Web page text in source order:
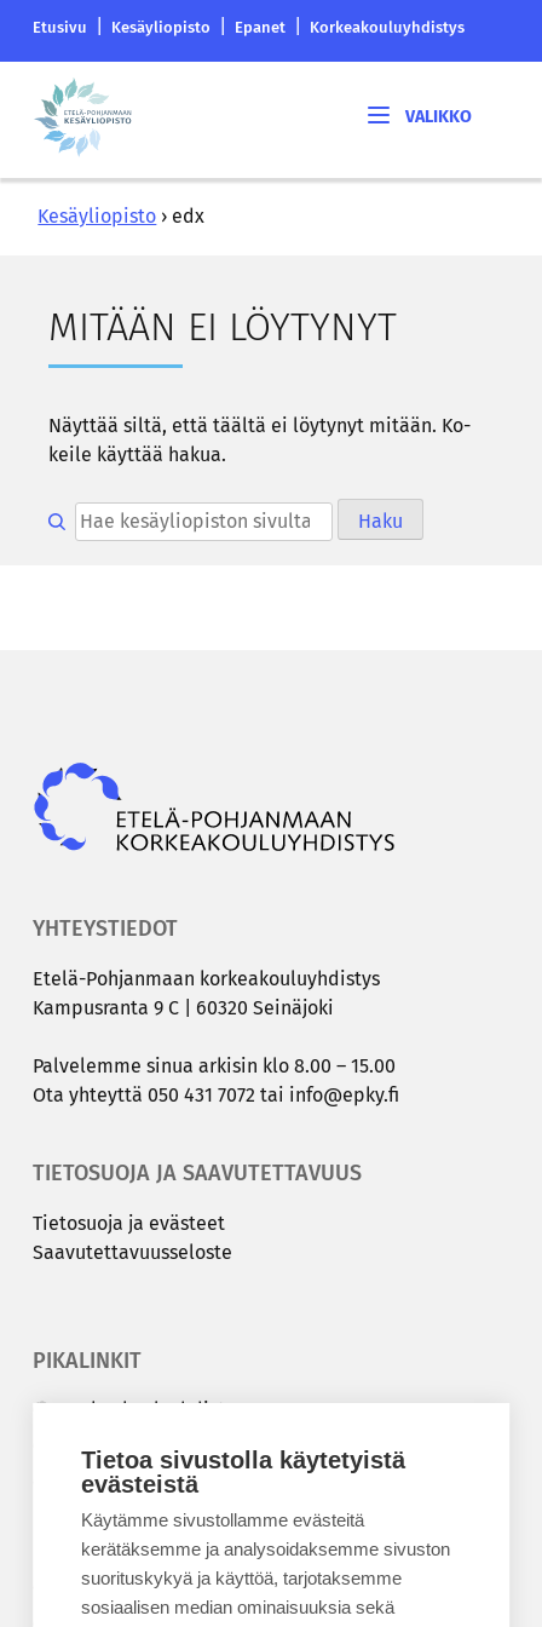
Tietoa sivustolla käytetyistä
evästeistä
Käytämme sivustollamme evästeitä
kerätäksemme ja analysoidaksemme sivuston
suorituskykyä ja käyttöä, tarjotaksemme
sosiaalisen median ominaisuuksia sekä
Etelä-
saapumissivu
Etusivu Kesäyliopisto Epanet Korkeakouluyhdistys
Etelä-
Pohjanmaan
kesäyliopisto
Kesäyliopisto › edx
MI­TÄÄN EI LÖY­TY­NYT
Näyt­tää siltä, että tääl­tä ei löy­ty­nyt mi­tään. Ko­
kei­le käyt­tää hakua.
Hae kesäyliopiston sivulta Haku
YHTEYSTIEDOT
Etelä-​Pohjanmaan kor­kea­kou­lu­yh­dis­tys
Kam­pus­ran­ta 9 C | 60320 Sei­nä­jo­ki
Pal­ve­lem­me sinua ar­ki­sin klo 8.00 – 15.00
Ota yh­teyt­tä 050 431 7072 tai info@epky.fi
TIETOSUOJA JA SAAVUTETTAVUUS
Tie­to­suo­ja ja eväs­teet
Saa­vu­tet­ta­vuus­se­los­te
PIKALINKIT
Korkeakouluyhdistys
Kesäyliopisto
Epanet
BLOGIT
Kesäyliopiston blogi